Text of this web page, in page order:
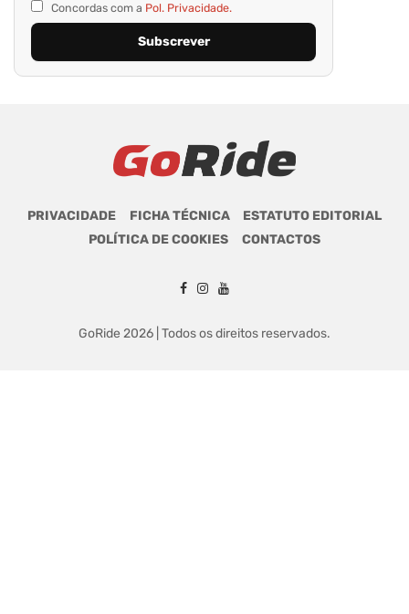
Concordas com a Pol. Privacidade.
PRIVACIDADE FICHA TÉCNICA
ESTATUTO EDITORIAL
POLÍTICA DE COOKIES
CONTACTOS
GoRide 2026 | Todos os direitos reservados.